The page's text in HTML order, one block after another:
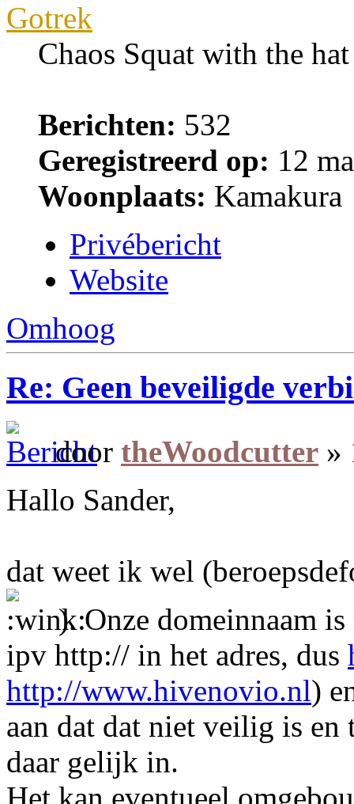
Gotrek
Chaos Squat with the
Berichten: 532
Geregistreerd op: 12
Woonplaats: Kamakura
Privébericht
Website
Omhoog
Re: Geen beveiligde
door theWoodcutter »
Hallo Sander,
dat weet ik wel
). Onze domeinnaam
ipv http:// in het adres, dus
http://www.hivenovio.nl)
aan dat dat niet veilig is en
daar gelijk in.
Het kan eventueel